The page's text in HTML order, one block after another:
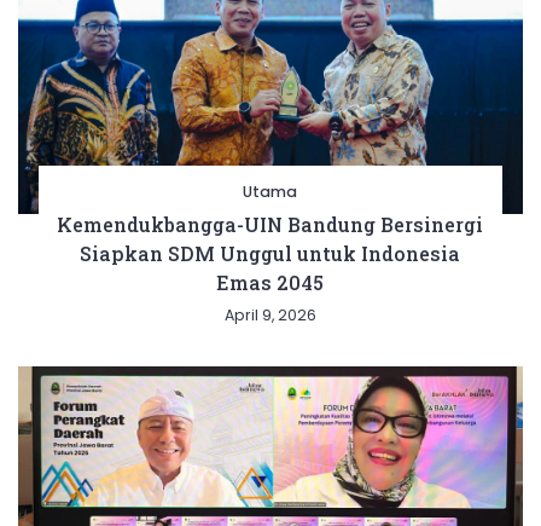
Utama
Kemendukbangga-UIN Bandung Bersinergi
Siapkan SDM Unggul untuk Indonesia
Emas 2045
April 9, 2026